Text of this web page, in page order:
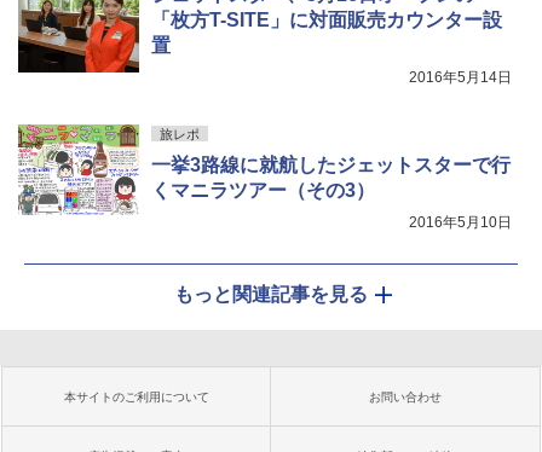
「枚方T-SITE」に対面販売カウンター設
置
2016年5月14日
旅レポ
一挙3路線に就航したジェットスターで行
くマニラツアー（その3）
2016年5月10日
もっと関連記事を見る
本サイトのご利用について お問い合わせ